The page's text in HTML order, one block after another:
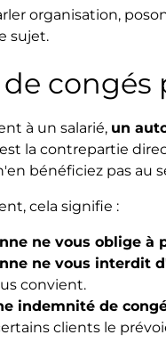
organisation,
sujet.
de
à un salarié, un
la contrepartie
bénéficiez pas au
cela signifie :
ne vous oblige à
ne vous interdit
convient.
indemnité de
clients le